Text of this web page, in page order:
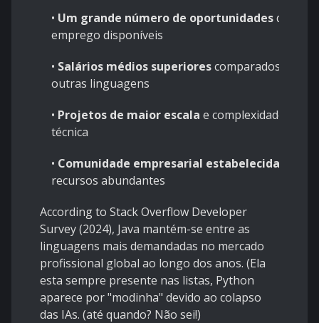
• Um grande número de oportunidadesde
emprego disponíveis
• Salários médios superiorescomparados a
outras linguagens
• Projetos de maior escala e complexidade
técnica
• Comunidade empresarial estabelecida
recursos abundantes
According to Stack Overflow Developer
Survey (2024), Java mantém-se entre as
linguagens mais demandadas no mercado
profissional global ao longo dos anos. (Ela
esta sempre presente nas listas, Python
aparece por "modinha" devido ao colapso
das IAs. (até quando? Não sei!)